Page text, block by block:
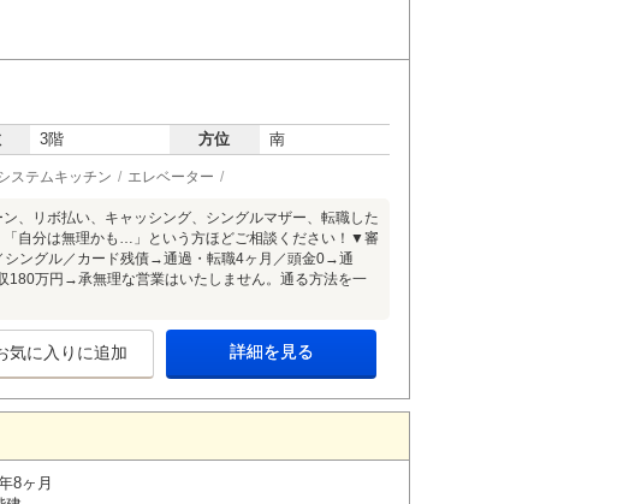
3階 方位 南
ステムキッチン エレベーター
、リボ払い、キャッシング、シングルマザー、転職した
自分は無理かも…」という方ほどご相談ください！▼審
ングル／カード残債→通過・転職4ヶ月／頭金0→通
万円→承無理な営業はいたしません。通る方法を一
気に入りに追加 詳細を見る
8ヶ月